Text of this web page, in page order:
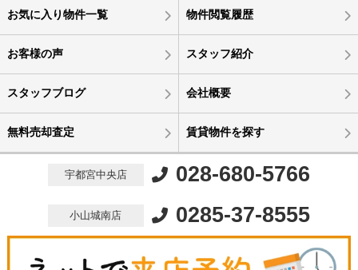
お気に入り物件一覧 物件閲覧履歴
お客様の声 スタッフ紹介
スタッフブログ 会社概要
無料売却査定 賃貸物件を探す
宇都宮中央店 028-680-5766
小山城南店 0285-37-8555